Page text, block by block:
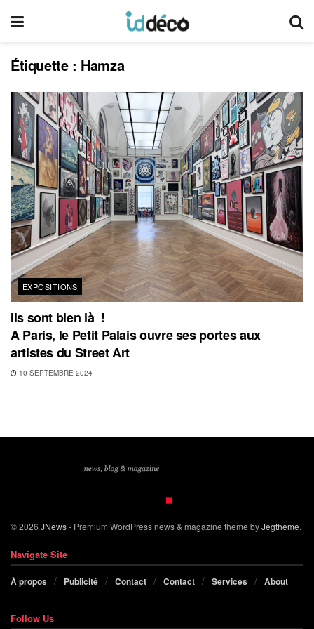
Étiquette : Hamza
EXPOSITIONS
Ils sont bien là !
A Paris, le Petit Palais ouvre ses portes aux
artistes du Street Art
10 SEPTEMBRE 2024
© 2026 JNews- Premium WordPress news & magazine theme byJegtheme.
Navigate Site
À propos Publicité Contact Contact Services About
Follow Us